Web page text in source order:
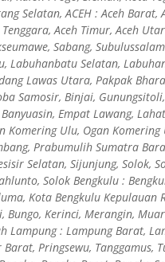
Selatan, ACEH : Aceh Barat,
Tenggara, Aceh Timur, Aceh
Sabang,
Labuhanbatu Selatan,
Lawas Utara, Pakpak
Samosir, Binjai,
Empat Lawang,
Komering Ulu, Ogan
Prabumulih Sumatra
Selatan, Sijunjung, Solok,
Solok Bengkulu :
Kota Bengkulu
Bungo, Kerinci, Merangin,
Lampung : Lampung Barat,
Barat, Pringsewu, Tanggamus,